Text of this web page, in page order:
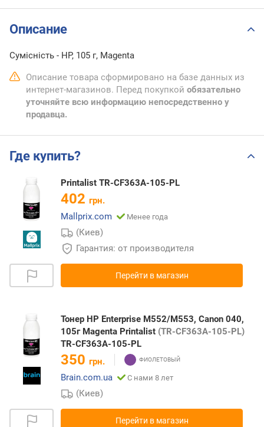
Описание
Сумісність - HP, 105 г, Magenta
Описание товара сформировано на базе данных из
интернет-магазинов. Перед покупкой обязательно
уточняйте всю информацию непосредственно у
продавца.
Где купить?
Printalist TR-CF363A-105-PL
402 грн.
Mallprix.com
Менее года
(Киев)
Гарантия: от производителя
Перейти в магазин
Тонер HP Enterprise M552/M553, Canon 040,
105г Magenta Printalist (TR-CF363A-105-PL)
TR-CF363A-105-PL
350 грн.
Brain.com.ua
С нами 8 лет
(Киев)
Перейти в магазин